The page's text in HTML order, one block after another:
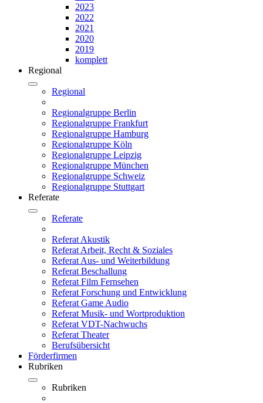
2023
2022
2021
2020
2019
komplett
Regional
Regional
Regionalgruppe Berlin
Regionalgruppe Frankfurt
Regionalgruppe Hamburg
Regionalgruppe Köln
Regionalgruppe Leipzig
Regionalgruppe München
Regionalgruppe Schweiz
Regionalgruppe Stuttgart
Referate
Referate
Referat Akustik
Referat Arbeit, Recht & Soziales
Referat Aus- und Weiterbildung
Referat Beschallung
Referat Film Fernsehen
Referat Forschung und Entwicklung
Referat Game Audio
Referat Musik- und Wortproduktion
Referat VDT-Nachwuchs
Referat Theater
Berufsübersicht
Förderfirmen
Rubriken
Rubriken